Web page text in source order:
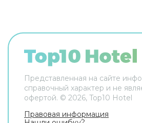
Представленная на сайте
справочный характер и не
офертой. © 2026, Top10 Hotel
Правовая информация